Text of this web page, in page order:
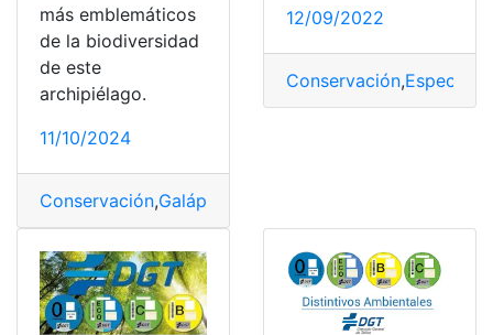
más emblemáticos
de la biodiversidad
de este
archipiélago.
11/10/2024
Conservación,Galápagos
12/09/2022
Conservación,Especies